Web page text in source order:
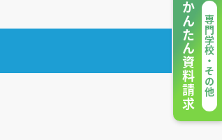
専門学校・その他
かんたん資料請求